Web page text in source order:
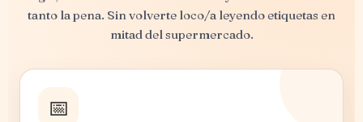
tanto la pena. Sin volverte loco/a leyendo etiquetas en
mitad del supermercado.
📅